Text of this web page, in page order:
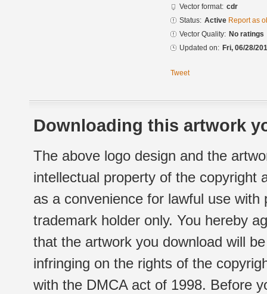
Vector format: cdr
Status: Active Report as
Vector Quality: No ratings
Updated on: Fri, 06/28/
Tweet
Downloading this artwork
The above logo design and the
intellectual property of the copyright
as a convenience for lawful use
trademark holder only. You hereby
that the artwork you download will
infringing on the rights of the
with the DMCA act of 1998. Before